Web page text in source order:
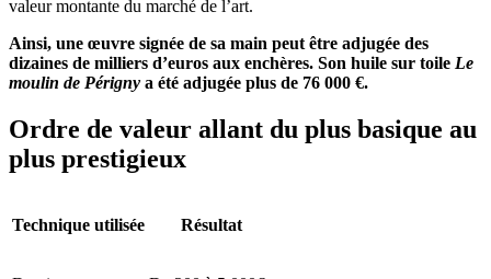
valeur montante du marché de l’art.
Ainsi, une œuvre signée de sa main peut être adjugée des
dizaines de milliers d’euros aux enchères. Son huile sur toile Le
moulin de Périgny a été adjugée plus de 76 000 €.
Ordre de valeur allant du plus basique au
plus prestigieux
Technique utilisée Résultat